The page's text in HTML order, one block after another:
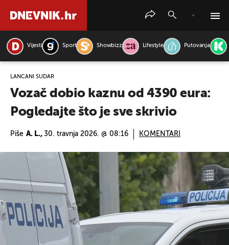
Vijesti Sport Showbizz Lifestyle Putovanja
LANČANI SUDAR
Vozač dobio kaznu od 4390 eura:
Pogledajte što je sve skrivio
Piše A. L., 30. travnja 2026. @ 08:16 KOMENTARI
PRETRAŽITE VIJESTI